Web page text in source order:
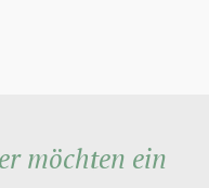
möchten ein